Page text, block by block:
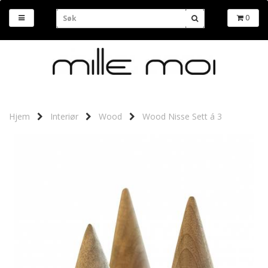
0
Hjem Interiør Wood Wood Nisse Sett á 3